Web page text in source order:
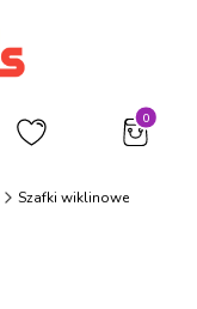
Szafki wiklinowe